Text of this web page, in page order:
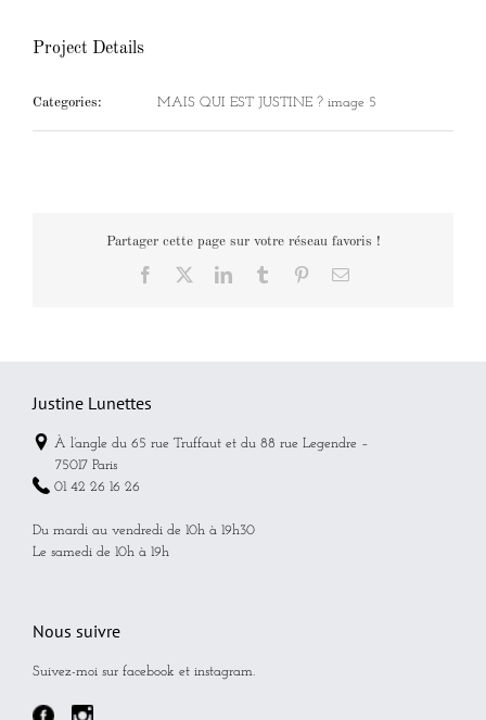
Project Details
Categories: MAIS QUI EST JUSTINE ? image 5
Partager cette page sur votre réseau favoris !
Facebook LinkedInTumblr PinterestEmail
Justine Lunettes
À l’angle du 65 rue Truffaut et du 88 rue Legendre –
75017 Paris
01 42 26 16 26
Du mardi au vendredi de 10h à 19h30
Le samedi de 10h à 19h
Nous suivre
Suivez-moi sur facebook et instagram.